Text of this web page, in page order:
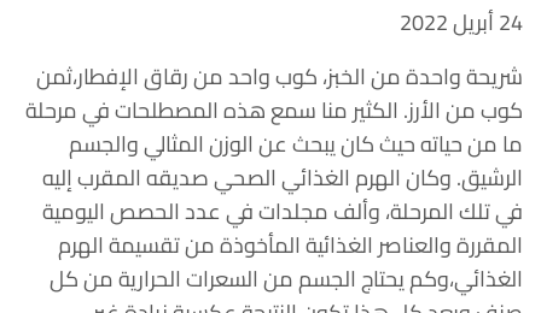
24 أبريل 2022
شريحة واحدة من الخبز، كوب واحد من رقاق الإفطار،ثمن
كوب من الأرز. الكثير منا سمع هذه المصطلحات في مرحلة
ما من حياته حيث كان يبحث عن الوزن المثالي والجسم
الرشيق. وكان الهرم الغذائي الصحي صديقه المقرب إليه
في تلك المرحلة، وألف مجلدات في عدد الحصص اليومية
المقررة والعناصر الغذائية المأخوذة من تقسيمة الهرم
الغذائي،وكم يحتاج الجسم من السعرات الحرارية من كل